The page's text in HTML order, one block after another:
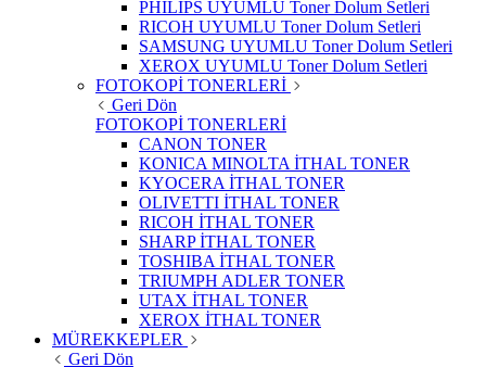
PHILIPS UYUMLU Toner Dolum Setleri
RICOH UYUMLU Toner Dolum Setleri
SAMSUNG UYUMLU Toner Dolum Setleri
XEROX UYUMLU Toner Dolum Setleri
FOTOKOPİ TONERLERİ
Geri Dön
FOTOKOPİ TONERLERİ
CANON TONER
KONICA MINOLTA İTHAL TONER
KYOCERA İTHAL TONER
OLIVETTI İTHAL TONER
RICOH İTHAL TONER
SHARP İTHAL TONER
TOSHIBA İTHAL TONER
TRIUMPH ADLER TONER
UTAX İTHAL TONER
XEROX İTHAL TONER
MÜREKKEPLER
Geri Dön